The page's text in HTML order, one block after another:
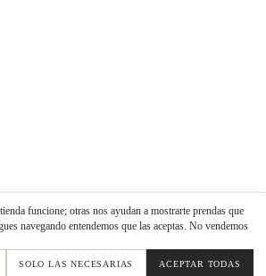
funcione; otras nos ayudan a mostrarte prendas que
navegando entendemos que las aceptas. No vendemos
SOLO LAS NECESARIAS ACEPTAR TODAS